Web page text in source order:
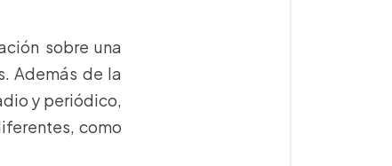
sobre una
Además de la
y periódico,
como